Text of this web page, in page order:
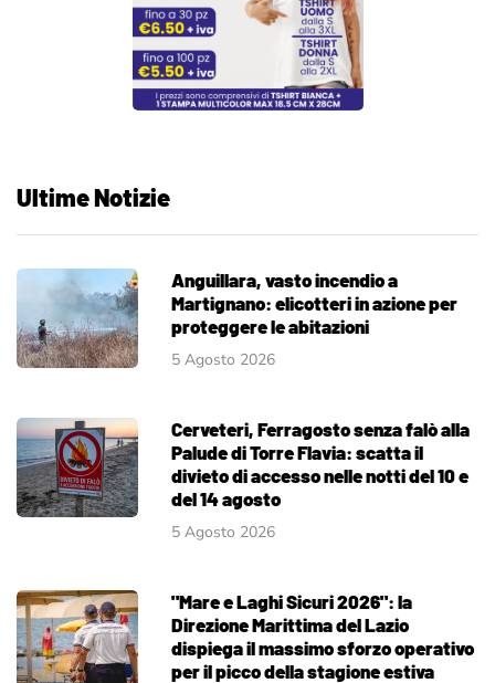
Ultime Notizie
Anguillara, vasto incendio a
Martignano: elicotteri in azione per
proteggere le abitazioni
5 Agosto 2026
Cerveteri, Ferragosto senza falò alla
Palude di Torre Flavia: scatta il
divieto di accesso nelle notti del 10 e
del 14 agosto
5 Agosto 2026
"Mare e Laghi Sicuri 2026": la
Direzione Marittima del Lazio
dispiega il massimo sforzo operativo
per il picco della stagione estiva